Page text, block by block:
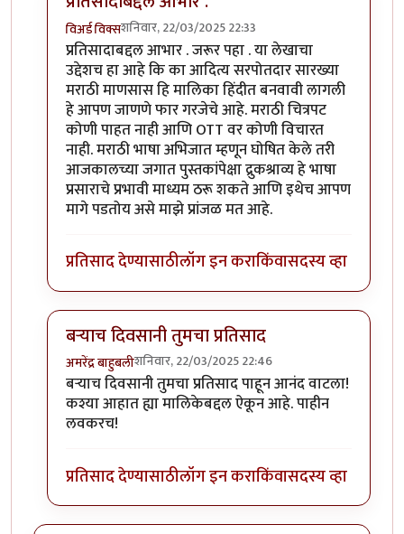
विअर्ड विक्सशनिवार, 22/03/2025 22:33
In reply toमालिकेचे माहिती नाही.byसस्नेह
प्रतिसादाबद्दल आभार . जरूर पहा . या लेखाचा
उद्देशच हा आहे कि का आदित्य सरपोतदार सारख्या
मराठी माणसास हि मालिका हिंदीत बनवावी लागली
हे आपण जाणणे फार गरजेचे आहे. मराठी चित्रपट
कोणी पाहत नाही आणि OTT वर कोणी विचारत
नाही. मराठी भाषा अभिजात म्हणून घोषित केले तरी
आजकालच्या जगात पुस्तकांपेक्षा द्रुकश्राव्य हे भाषा
प्रसाराचे प्रभावी माध्यम ठरू शकते आणि इथेच आपण
मागे पडतोय असे माझे प्रांजळ मत आहे.
प्रतिसाद देण्यासाठीलॉग इन कराकिंवासदस्य व्हा
बऱ्याच दिवसानी तुमचा प्रतिसाद
अमरेंद्र बाहुबलीशनिवार, 22/03/2025 22:46
In reply toमालिकेचे माहिती नाही.byसस्नेह
बऱ्याच दिवसानी तुमचा प्रतिसाद पाहून आनंद वाटला!
कश्या आहात ह्या मालिकेबद्दल ऐकून आहे. पाहीन
लवकरच!
प्रतिसाद देण्यासाठीलॉग इन कराकिंवासदस्य व्हा